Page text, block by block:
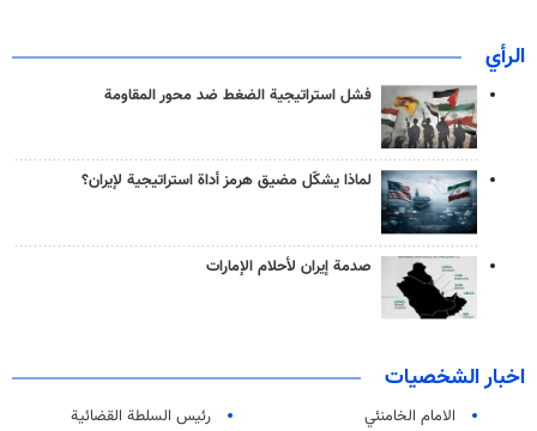
الرأي
فشل استراتيجية الضغط ضد محور المقاومة
لماذا يشكّل مضيق هرمز أداة استراتيجية لإيران؟
صدمة إيران لأحلام الإمارات
اخبار الشخصيات
الامام الخامنئي
رئیس السلطة القضائیة